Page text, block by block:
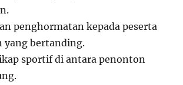
penghormatan kepada peserta
yang bertanding.
sportif di antara penonton